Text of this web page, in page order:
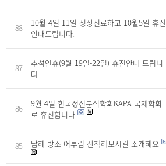
88
10월 4일 11일 정상진료하고 10월5일 휴진
안내드립니다.
87
추석연휴(9월 19일-22일) 휴진안내 드립니
다
86
9월 4일 힌국정신분석학회KAPA 국제학회
로 휴진합니다
85 남해 방조 어부림 산책해보시길 소개해요